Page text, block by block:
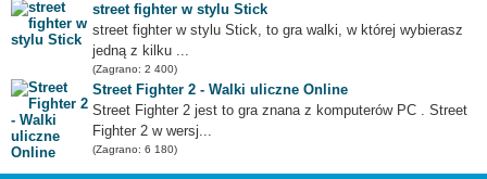
street fighter w stylu Stick
street fighter w stylu Stick, to gra walki, w której wybierasz
jedną z kilku ...
(Zagrano: 2 400)
Street Fighter 2 - Walki uliczne Online
Street Fighter 2 jest to gra znana z komputerów PC . Street
Fighter 2 w wersj...
(Zagrano: 6 180)